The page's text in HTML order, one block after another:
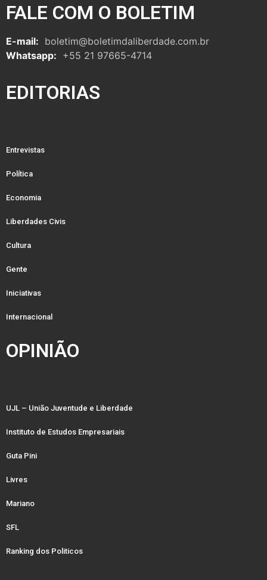
FALE COM O BOLETIM
E-mail: boletim@boletimdaliberdade.com.br
Whatsapp: +55 21 97665-4714
EDITORIAS
Entrevistas
Política
Economia
Liberdades Civis
Cultura
Gente
Iniciativas
Internacional
OPINIÃO
UJL – União Juventude e Liberdade
Instituto de Estudos Empresariais
Guta Pini
Livres
Mariano
SFL
Ranking dos Politicos